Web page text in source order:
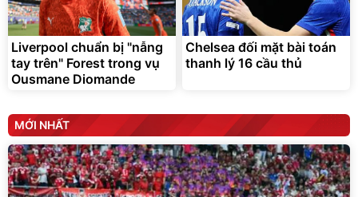
Liverpool chuẩn bị "nẫng
tay trên" Forest trong vụ
Ousmane Diomande
Chelsea đối mặt bài toán
thanh lý 16 cầu thủ
MỚI NHẤT